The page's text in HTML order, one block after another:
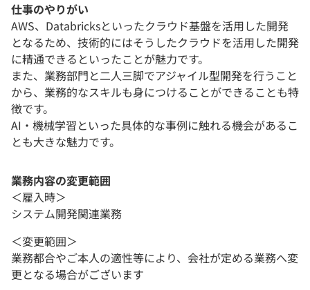
仕事のやりがい
AWS、Databricksといったクラウド基盤を活用した開発
となるため、技術的にはそうしたクラウドを活用した開発
に精通できるといったことが魅力です。
また、業務部門と二人三脚でアジャイル型開発を行うこと
から、業務的なスキルも身につけることができることも特
徴です。
AI・機械学習といった具体的な事例に触れる機会があるこ
とも大きな魅力です。
業務内容の変更範囲
＜雇入時＞
システム開発関連業務
＜変更範囲＞
業務都合やご本人の適性等により、会社が定める業務へ変
更となる場合がございます